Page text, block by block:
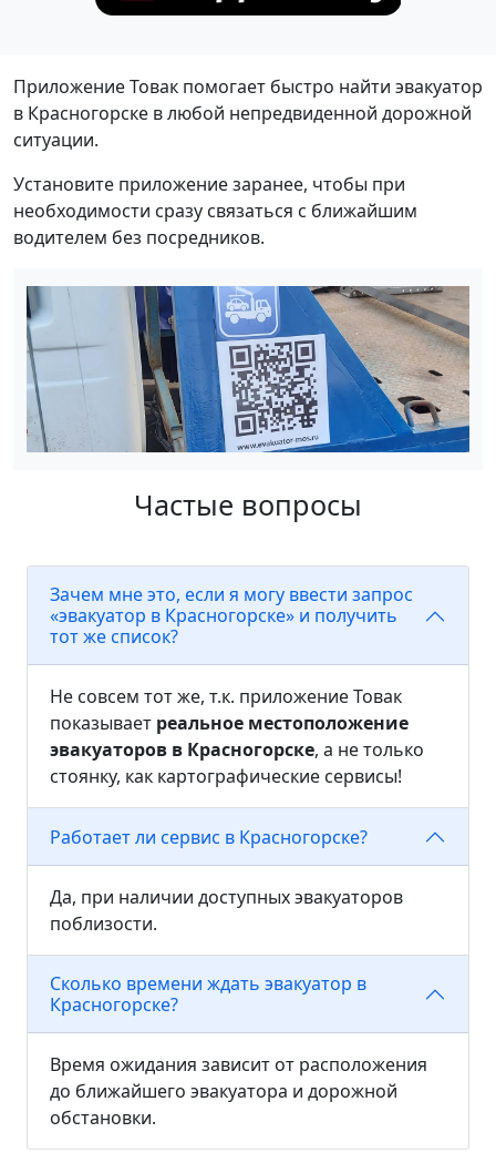
Приложение Товак помогает быстро найти эвакуатор
в Красногорске в любой непредвиденной дорожной
ситуации.
Установите приложение заранее, чтобы при
необходимости сразу связаться с ближайшим
водителем без посредников.
Частые вопросы
Зачем мне это, если я могу ввести запрос
«эвакуатор в Красногорске» и получить
тот же список?
Не совсем тот же, т.к. приложение Товак
показывает реальное местоположение
эвакуаторов в Красногорске, а не только
стоянку, как картографические сервисы!
Работает ли сервис в Красногорске?
Да, при наличии доступных эвакуаторов
поблизости.
Сколько времени ждать эвакуатор в
Красногорске?
Время ожидания зависит от расположения
до ближайшего эвакуатора и дорожной
обстановки.